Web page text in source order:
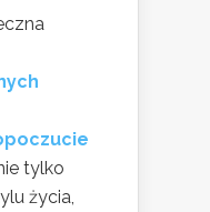
tylko
życia,